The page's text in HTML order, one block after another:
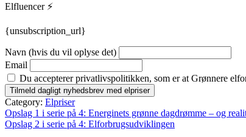
Elfluencer ⚡
{unsubscription_url}
Navn (hvis du vil oplyse det)
Email
Du accepterer privatlivspolitikken, som er at Grønnere
Category: Elpriser
Indlægsnavigation
Opslag 1 i serie på 4: Energinets grønne dagdrømme – og
Opslag 2 i serie på 4: Elforbrugsudviklingen